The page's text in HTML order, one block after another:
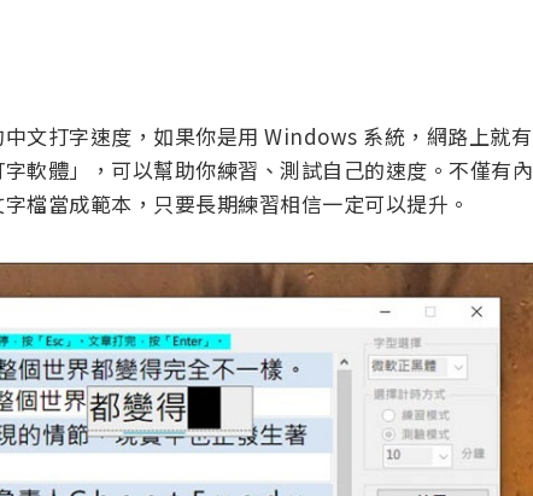
文打字速度，如果你是用 Windows 系統，網路上就有
軟體」，可以幫助你練習、測試自己的速度。不僅有內
檔當成範本，只要長期練習相信一定可以提升。